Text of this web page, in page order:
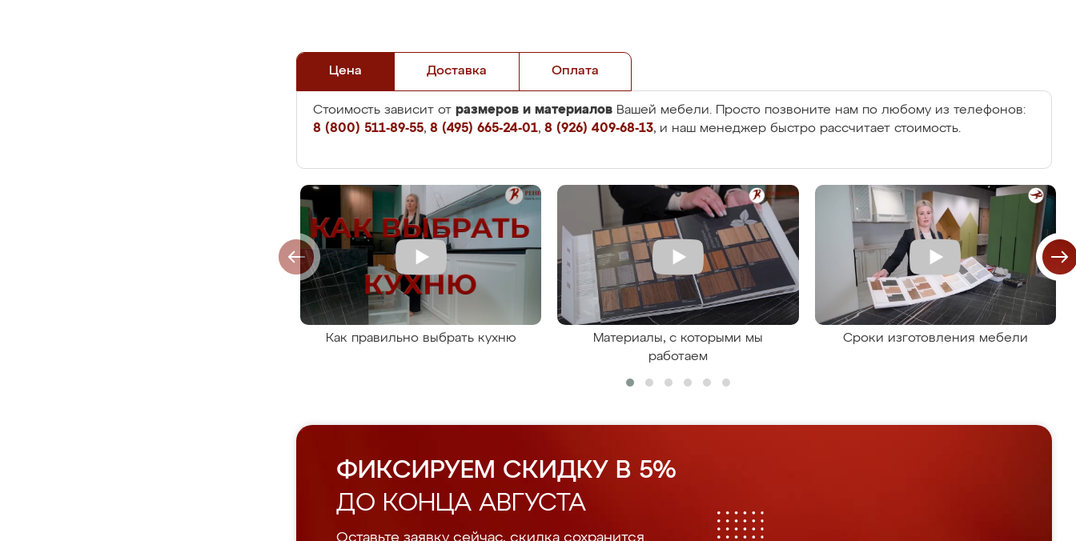
Цена Доставка Оплата
Стоимость зависит от размеров и материалов Вашей мебели. Просто позвоните нам по любому из телефонов:
8 (800) 511-89-55, 8 (495) 665-24-01, 8 (926) 409-68-13, и наш менеджер быстро рассчитает стоимость.
Как правильно выбрать кухню
Материалы, с которыми мы
работаем
Сроки изготовления мебели
ФИКСИРУЕМ СКИДКУ В 5%
ДО КОНЦА АВГУСТА
Оставьте заявку сейчас, скидка сохранится.